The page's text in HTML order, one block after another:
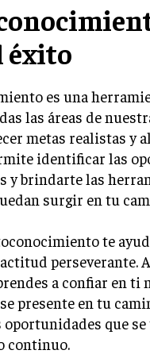
éxito
es una
las áreas de
metas realistas y
identificar las
y brindarte las
surgir en tu
te
perseverante.
a confiar en ti
presente en tu
oportunidades que
continuo.